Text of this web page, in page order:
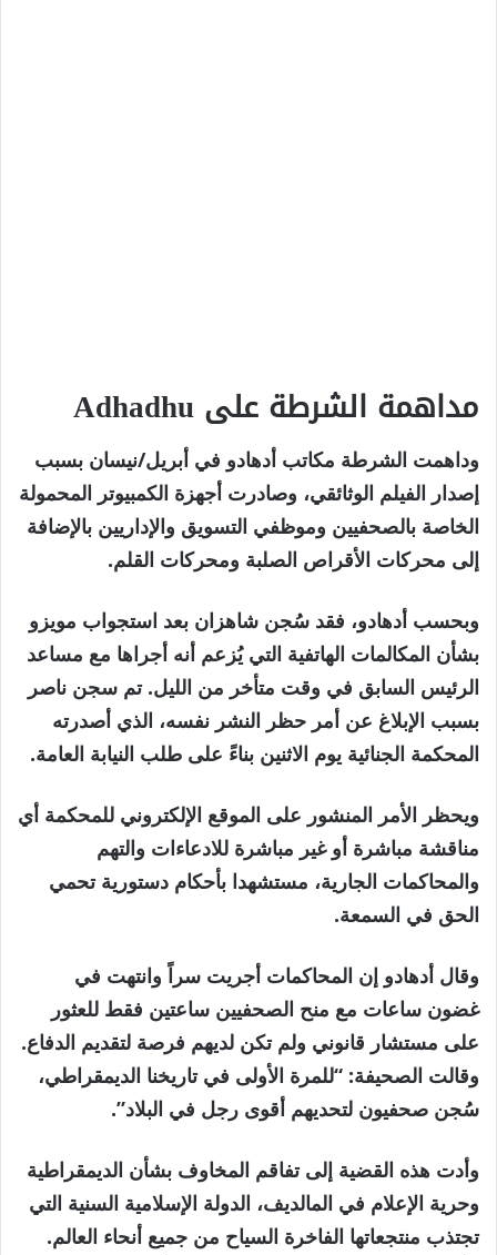
مداهمة الشرطة على Adhadhu
وداهمت الشرطة مكاتب أدهادو في أبريل/نيسان بسبب
إصدار الفيلم الوثائقي، وصادرت أجهزة الكمبيوتر المحمولة
الخاصة بالصحفيين وموظفي التسويق والإداريين بالإضافة
إلى محركات الأقراص الصلبة ومحركات القلم.
وبحسب أدهادو، فقد سُجن شاهزان بعد استجواب مويزو
بشأن المكالمات الهاتفية التي يُزعم أنه أجراها مع مساعد
الرئيس السابق في وقت متأخر من الليل. تم سجن ناصر
بسبب الإبلاغ عن أمر حظر النشر نفسه، الذي أصدرته
المحكمة الجنائية يوم الاثنين بناءً على طلب النيابة العامة.
ويحظر الأمر المنشور على الموقع الإلكتروني للمحكمة أي
مناقشة مباشرة أو غير مباشرة للادعاءات والتهم
والمحاكمات الجارية، مستشهدا بأحكام دستورية تحمي
الحق في السمعة.
وقال أدهادو إن المحاكمات أجريت سراً وانتهت في
غضون ساعات مع منح الصحفيين ساعتين فقط للعثور
على مستشار قانوني ولم تكن لديهم فرصة لتقديم الدفاع.
وقالت الصحيفة: “للمرة الأولى في تاريخنا الديمقراطي،
سُجن صحفيون لتحديهم أقوى رجل في البلاد”.
وأدت هذه القضية إلى تفاقم المخاوف بشأن الديمقراطية
وحرية الإعلام في المالديف، الدولة الإسلامية السنية التي
تجتذب منتجعاتها الفاخرة السياح من جميع أنحاء العالم.